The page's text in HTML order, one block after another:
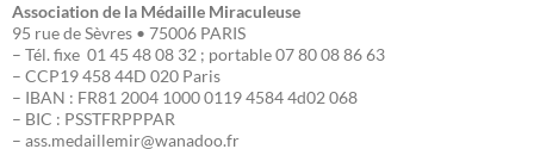
Association de la Médaille Miraculeuse
95 rue de Sèvres • 75006 PARIS
– Tél. fixe 01 45 48 08 32 ; portable 07 80 08 86 63
– CCP19 458 44D 020 Paris
– IBAN : FR81 2004 1000 0119 4584 4d02 068
– BIC : PSSTFRPPPAR
– ass.medaillemir@wanadoo.fr